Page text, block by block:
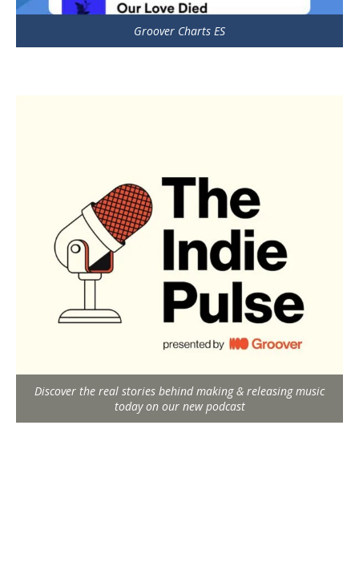
Groover Charts ES
Discover the real stories behind making & releasing music
today on our new podcast